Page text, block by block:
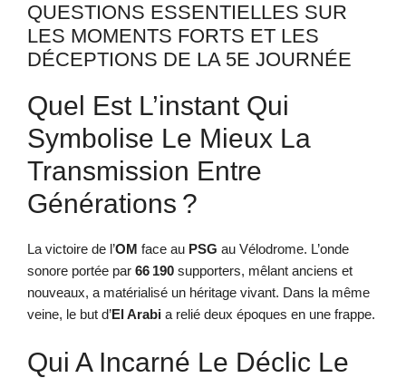
QUESTIONS ESSENTIELLES SUR
LES MOMENTS FORTS ET LES
DÉCEPTIONS DE LA 5E JOURNÉE
Quel Est L’instant Qui
Symbolise Le Mieux La
Transmission Entre
Générations ?
La victoire de l’OM face au PSG au Vélodrome. L’onde
sonore portée par 66 190 supporters, mêlant anciens et
nouveaux, a matérialisé un héritage vivant. Dans la même
veine, le but d’El Arabi a relié deux époques en une frappe.
Qui A Incarné Le Déclic Le